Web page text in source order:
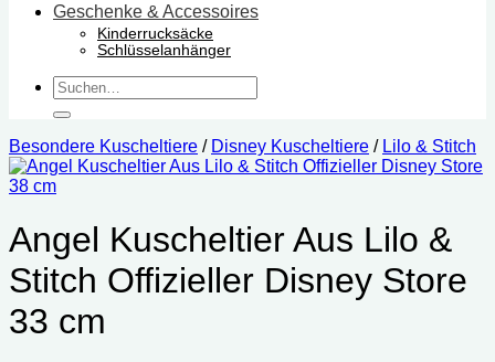
Geschenke & Accessoires
Kinderrucksäcke
Schlüsselanhänger
Suchen
nach:
Besondere Kuscheltiere / Disney Kuscheltiere / Lilo & Stitch
Angel Kuscheltier Aus Lilo &
Stitch Offizieller Disney Store
33 cm